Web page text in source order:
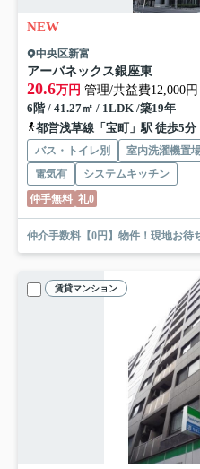
NEW
中央区新富
アーバネックス銀座東
20.6万円 管理/共益費12,000円
6階 / 41.27㎡ / 1LDK /築19年
都営浅草線「宝町」駅 徒歩5分
バス・トイレ別 室内洗濯機置
電気有
システムキッチン
仲手無料 礼0
仲介手数料【0円】物件！現地お待
賃貸マンション